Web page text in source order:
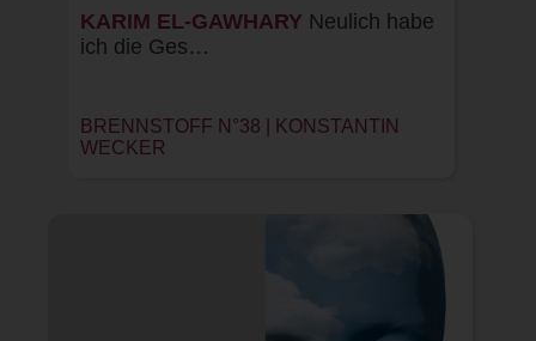
KARIM EL-GAWHARY Neulich habe
ich die Ges…
BRENNSTOFF N°38 | KONSTANTIN
WECKER